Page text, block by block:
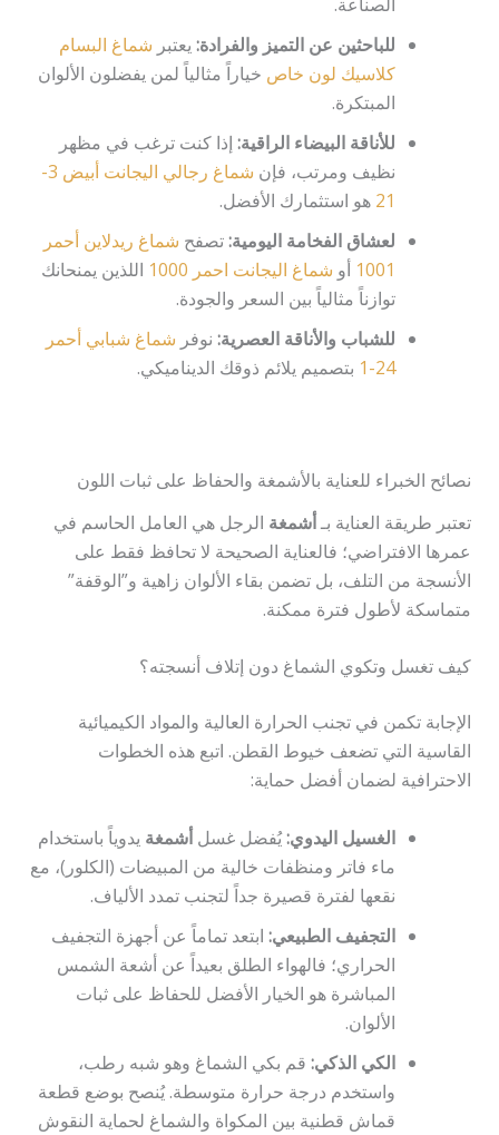
للباحثين عن التميز والفرادة:يعتبر شماغ البسام
كلاسيك لون خاص خياراً مثالياً لمن يفضلون الألوان
المبتكرة.
للأناقة البيضاء الراقية:إذا كنت ترغب في مظهر
نظيف ومرتب، فإن
شماغ رجالي اليجانت أبيض 3-
21 هو استثمارك الأفضل.
لعشاق الفخامة اليومية:تصفح شماغ ريدلاين أحمر
1001 أو شماغ اليجانت احمر 1000
اللذين يمنحانك
توازناً مثالياً بين السعر والجودة.
للشباب والأناقة العصرية:نوفر شماغ شبابي أحمر
24-1
بتصميم يلائم ذوقك الديناميكي.
نصائح الخبراء للعناية بالأشمغة والحفاظ على ثبات اللون
تعتبر طريقة العناية بـأشمغة الرجل هي العامل الحاسم في
عمرها الافتراضي؛ فالعناية الصحيحة لا تحافظ فقط على
الأنسجة من التلف، بل تضمن بقاء الألوان زاهية و”الوقفة”
متماسكة لأطول فترة ممكنة.
كيف تغسل وتكوي الشماغ دون إتلاف أنسجته؟
الإجابة تكمن في تجنب الحرارة العالية والمواد الكيميائية
القاسية التي تضعف خيوط القطن. اتبع هذه الخطوات
الاحترافية لضمان أفضل حماية:
الغسيل اليدوي:يُفضل غسل أشمغة يدوياً باستخدام
ماء فاتر ومنظفات خالية من المبيضات (الكلور)، مع
نقعها لفترة قصيرة جداً لتجنب تمدد الألياف.
التجفيف الطبيعي:ابتعد تماماً عن أجهزة التجفيف
الحراري؛ فالهواء الطلق بعيداً عن أشعة الشمس
المباشرة هو الخيار الأفضل للحفاظ على ثبات
الألوان.
الكي الذكي:قم بكي الشماغ وهو شبه رطب،
واستخدم درجة حرارة متوسطة. يُنصح بوضع قطعة
قماش قطنية بين المكواة والشماغ لحماية النقوش